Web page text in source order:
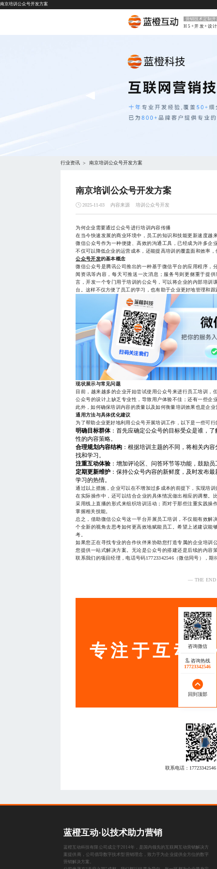
南京培训公众号开发方案
营销技术定制开
H5+开发+设
行业资讯 > 南京培训公众号开发方案
南京培训公众号开发方案
2025-11-03 内容来源 培训公众号开发
为何企业需要通过公众号进行培训内容传播
在当今快速发展的商业环境中，员工的知识和技能更新速度越
微信公众号作为一种便捷、高效的沟通工具，已经成为许多企
不仅可以降低企业的运营成本，还能提高培训的覆盖面和效率
公众号开发的基本概念
微信公众号是腾讯公司推出的一种基于微信平台的应用程序，
闻资讯等内容，每天可推送一次消息；服务号则更侧重于提
言，开发一个专门用于培训的公众号，可以将企业的内部培训
台。这样不仅方便了员工的学习，也有助于企业更好地管理和跟
现状展示与常见问题
目前，越来越多的企业开始尝试使用公众号来进行员工培训，
公众号的设计上缺乏专业性，导致用户体验不佳；还有一些企
此外，如何确保培训内容的质量以及如何衡量培训效果也是企
通用方法与具体优化建议
为了帮助企业更好地利用公众号开展培训工作，以下是一些可
明确目标群体：首先应确定公众号的目标受众是谁，
性的内容策略。
合理规划内容结构 ：根据培训主题的不同，将相关内
找和学习。
注重互动体验：增加评论区、问答环节等功能，鼓励
定期更新维护 ：保持公众号内容的新鲜度，及时发布
学习的热情。
通过以上措施，企业可以在不增加过多成本的前提下，实现培
在实际操作中，还可以结合企业的具体情况做出相应的调整。
采用线上直播的形式来组织培训活动；而对于那些注重实践操
掌握相关技能。
总之，借助微信公众号这一平台开展员工培训，不仅能有效解
个全新的视角去思考如何更高效地赋能员工。希望上述建议能
考。
如果您正在寻找专业的合作伙伴来协助您打造专属的企业培训
您提供一站式解决方案。无论是公众号的搭建还是后续的内容
联系我们的项目经理，电话号码17723342546（微信同号），期
— THE
服务
专注于互动
联系电话： 17723342546
咨询热线
17723342546
回到顶部
蓝橙互动·以技术助力营销
蓝橙互动科技有限公司成立于2014年，是国内领先的互联网互动营销解决方
案提供商，公司倡导数字技术型营销理念，致力于为企业提供全方位的数字
营销解决方案。